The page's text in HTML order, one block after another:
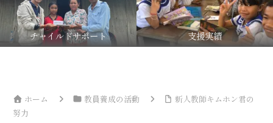
チャイルドサポート 支援実績
ホーム 教員養成の活動
新人教師キムホン君の
努力